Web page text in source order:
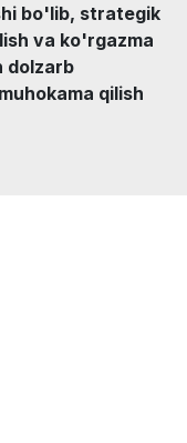
bo'lib, strategik
va ko'rgazma
dolzarb
qilish